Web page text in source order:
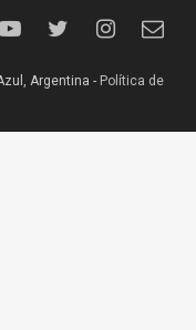
Argentina - Política de